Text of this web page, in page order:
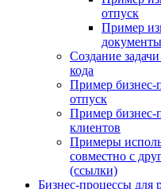
отпуск
Пример
документы
Создание
кода
Пример бизнес-
отпуск
Пример бизнес-
клиентов
Примеры
совместно с
(ссылки)
Бизнес-процессы для